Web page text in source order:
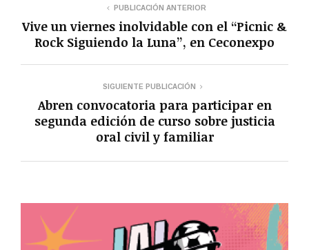
PUBLICACIÓN ANTERIOR
Vive un viernes inolvidable con el “Picnic &
Rock Siguiendo la Luna”, en Ceconexpo
SIGUIENTE PUBLICACIÓN
Abren convocatoria para participar en
segunda edición de curso sobre justicia
oral civil y familiar